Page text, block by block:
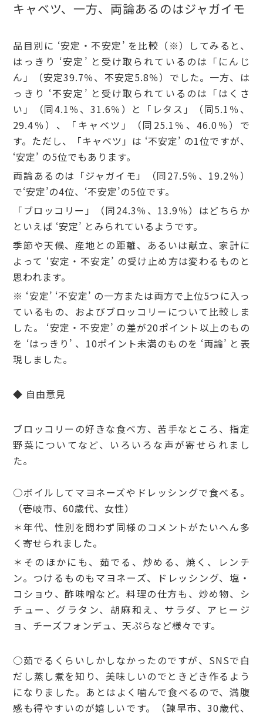
キャベツ、一方、両論あるのはジャガイモ
品目別に ‘安定・不安定’ を比較（※）してみると、
はっきり ‘安定’ と受け取られているのは「にんじ
ん」（安定39.7％、不安定5.8％）でした。一方、は
っきり ‘不安定’ と受け取られているのは「はくさ
い」（同4.1％、31.6％）と「レタス」（同5.1％、
29.4％）、「キャベツ」（同25.1％、46.0％）で
す。ただし、「キャベツ」は ‘不安定’ の1位ですが、
‘安定’ の5位でもあります。
両論あるのは「ジャガイモ」（同27.5％、19.2％）
で‘安定’の4位、‘不安定’の5位です。
「ブロッコリー」（同24.3％、13.9％）はどちらか
といえば ‘安定’ とみられているようです。
季節や天候、産地との距離、あるいは献立、家計に
よって ‘安定・不安定’ の受け止め方は変わるものと
思われます。
※ ‘安定’ ‘不安定’ の一方または両方で上位5つに入っ
ているもの、およびブロッコリーについて比較しま
した。 ‘安定・不安定’ の差が20ポイント以上のもの
を ‘はっきり’ 、10ポイント未満のものを ‘両論’ と表
現しました。
◆ 自由意見
ブロッコリーの好きな食べ方、苦手なところ、指定
野菜についてなど、いろいろな声が寄せられまし
た。
○ボイルしてマヨネーズやドレッシングで食べる。
（壱岐市、60歳代、女性）
＊年代、性別を問わず同様のコメントがたいへん多
く寄せられました。
＊そのほかにも、茹でる、炒める、焼く、レンチ
ン。つけるものもマヨネーズ、ドレッシング、塩・
コショウ、酢味噌など。料理の仕方も、炒め物、シ
チュー、グラタン、胡麻和え、サラダ、アヒージ
ョ、チーズフォンデュ、天ぷらなど様々です。
○茹でるくらいしかしなかったのですが、SNSで白
だし蒸し煮を知り、美味しいのでときどき作るよう
になりました。あとはよく噛んで食べるので、満腹
感も得やすいのが嬉しいです。（諫早市、30歳代、